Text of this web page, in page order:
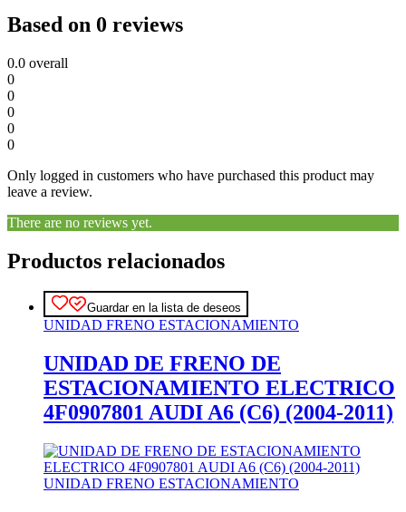
Based on 0 reviews
0.0 overall
0
0
0
0
0
Only logged in customers who have purchased this product may
leave a review.
There are no reviews yet.
Productos relacionados
Guardar en la lista de deseos
UNIDAD FRENO ESTACIONAMIENTO
UNIDAD DE FRENO DE
ESTACIONAMIENTO ELECTRICO
4F0907801 AUDI A6 (C6) (2004-2011)
UNIDAD FRENO ESTACIONAMIENTO